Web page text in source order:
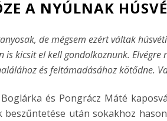
A NYÚLNAK
de mégsem ezért váltak
is kicsit el kell gondolkoznunk. Elvégre
és feltámadásához kötődne.
és Pongrácz Máté
beszűntetése után sokakhoz